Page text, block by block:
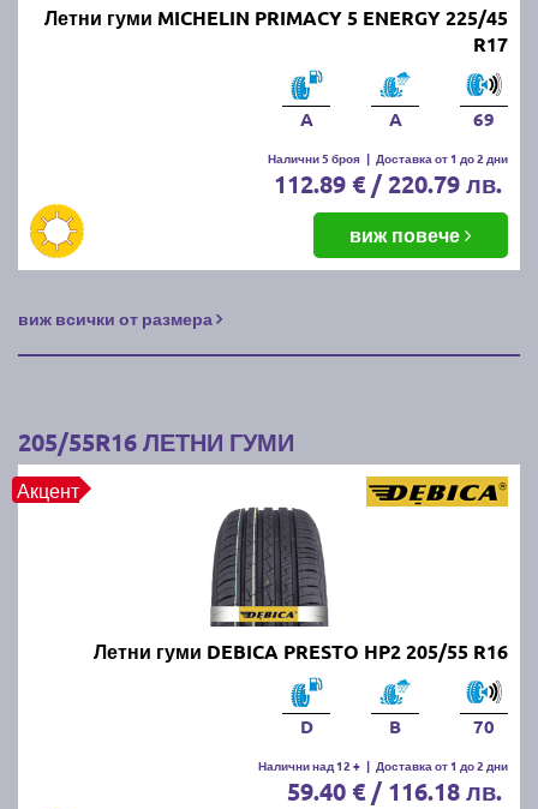
Летни гуми MICHELIN PRIMACY 5 ENERGY 225/45
R17
A A 69
Налични 5 броя | Доставка от 1 до 2 дни
112.89 € / 220.79 лв.
виж повече
виж всички от размера
205/55R16 ЛЕТНИ ГУМИ
Акцент
Летни гуми DEBICA PRESTO HP2 205/55 R16
D B 70
Налични над 12 + | Доставка от 1 до 2 дни
59.40 € / 116.18 лв.